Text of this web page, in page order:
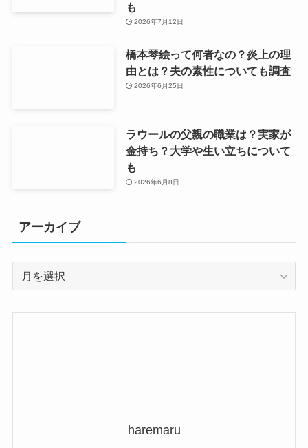
も
2026年7月12日
橋本琴絵って何者なの？炎上の理
由とは？夫の素性についても調査
2026年6月25日
ラウールの父親の職業は？実家が
金持ち？大学や生い立ちについて
も
2026年6月8日
アーカイブ
haremaru